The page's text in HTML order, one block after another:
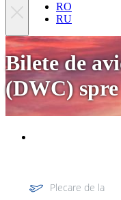
RO
RU
Bilete de
(DWC)
Plecare de la